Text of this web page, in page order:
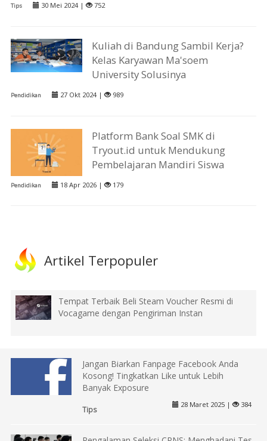
Tips 30 Mei 2024 | 752
Kuliah di Bandung Sambil Kerja?
Kelas Karyawan Ma'soem
University Solusinya
Pendidikan 27 Okt 2024 | 989
Platform Bank Soal SMK di
Tryout.id untuk Mendukung
Pembelajaran Mandiri Siswa
Pendidikan 18 Apr 2026 | 179
Artikel Terpopuler
Tempat Terbaik Beli Steam Voucher Resmi di
Vocagame dengan Pengiriman Instan
Jangan Biarkan Fanpage Facebook Anda
Kosong! Tingkatkan Like untuk Lebih
Banyak Exposure
Tips
28 Maret 2025 | 384